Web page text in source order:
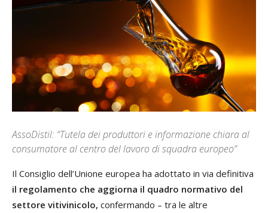
AssoDistil: “Tutela dei produttori e informazione chiara al
consumatore al centro del lavoro di squadra europeo”
Il Consiglio dell’Unione europea ha adottato in via definitiva
il regolamento che aggiorna il quadro normativo del
settore vitivinicolo, confermando – tra le altre